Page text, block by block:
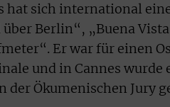
hat sich international
Berlin“, „Buena
Er war für einen
und in Cannes
der Ökumenischen Jury